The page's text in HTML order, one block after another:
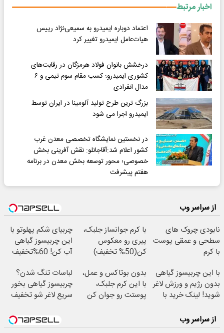
اخبار مرتبط
اعتماد دوباره ایمیدرو به سمیعی‌نژاد رییس
هیات‌عامل ایمیدرو تغییر کرد
درخشش بانوان فولاد هرمزگان در رقابت‌های
کشوری ایمیدرو؛ کسب مقام سوم تیمی و ۶
مدال انفرادی
بزرگ ترین طرح تولید آلومینا در ایران توسط
ایمیدرو اجرا می شود
در نخستین نمایشگاه تخصصی معدن غرب
کشور اعلام شد:آقاجانلو: نقش آفرینی بخش
خصوصی؛ محور توسعه بخش معدن در برنامه
هفتم پیشرفت
از سراسر وب
نابودی چروک های
سطحی و عمقی پوست
با کرم
با کرم جوانساز جلبک،
پیری رو معکوس
کن(50% تخفیف)
چربیای شکم پهلوتو با
این چربیسوز گیاهی
آب کن! 60%تخفیف
با این چربیسوز گیاهی
بدون رژیم و ورزش لاغر
شوید! لینک خرید با
بدون بوتاکس و عمل،
با این کرم جلبک،
پوستت رو جوان کن
لباسات تنگ شدن؟
چربیسوز گیاهی بخور
سریع لاغر شو تخفیف
از سراسر وب